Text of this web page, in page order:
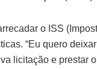
o ISS
“Eu quero
licitação e prestar